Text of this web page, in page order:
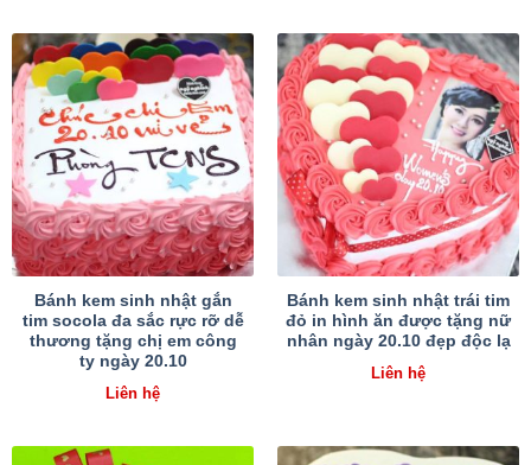
Bánh kem sinh nhật gắn
tim socola đa sắc rực rỡ dễ
thương tặng chị em công
ty ngày 20.10
Liên hệ
Bánh kem sinh nhật trái tim
đỏ in hình ăn được tặng nữ
nhân ngày 20.10 đẹp độc lạ
Liên hệ